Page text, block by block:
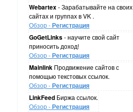
Webartex- Зарабатывайте на своих
сайтах и группах в VK .
Обзор -Регистрация
GoGetLinks- научите свой сайт
приносить доход!
Обзор -Регистрация
Mainlink Продвижение сайтов с
помощью текстовых ссылок.
Обзор -Регистрация
LinkFeed Биржа ссылок.
Обзор -Регистрация